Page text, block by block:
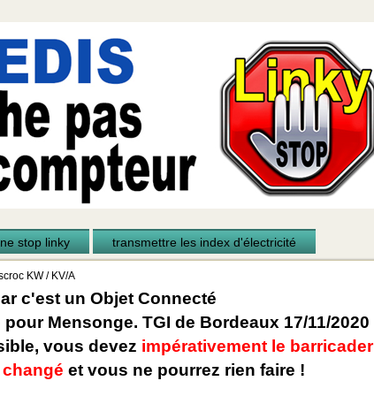
stop linky transmettre les index d'électricité
KW / KV/A
c'est un Objet Connecté
Mensonge. TGI de Bordeaux 17/11/2020
vous devez impérativement le barricader
changé et vous ne pourrez rien faire !